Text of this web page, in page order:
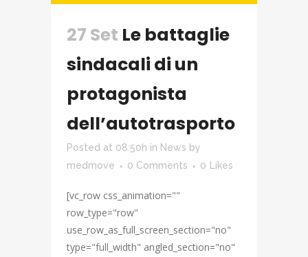
27 Set Le battaglie
sindacali di un
protagonista
dell’autotrasporto
Posted at 08:50h in News by
medmove
0 Comments 0 Likes
[vc_row css_animation=""
row_type="row"
use_row_as_full_screen_section="no"
type="full_width" angled_section="no"